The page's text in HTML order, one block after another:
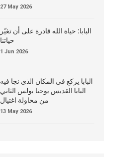
27 May 2026
البابا: حياة الله قادرة على أن تغيّر
حياتنا
1 Jun 2026
البابا يركع في المكان الذي نجا فيه
البابا القديس يوحنا بولس الثاني
من محاولة اغتيال
13 May 2026